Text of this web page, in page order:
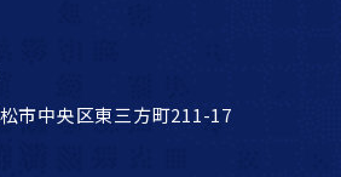
市中央区東三方町211-17